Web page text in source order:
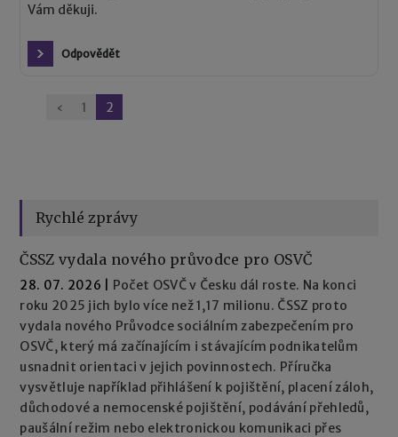
Vám děkuji.
Odpovědět
Stránkování
komentářů
‹ 1 2
Rychlé zprávy
ČSSZ vydala nového průvodce pro OSVČ
28. 07. 2026
Počet OSVČ v Česku dál roste. Na konci
roku 2025 jich bylo více než 1,17 milionu. ČSSZ proto
vydala nového Průvodce sociálním zabezpečením pro
OSVČ, který má začínajícím i stávajícím podnikatelům
usnadnit orientaci v jejich povinnostech. Příručka
vysvětluje například přihlášení k pojištění, placení záloh,
důchodové a nemocenské pojištění, podávání přehledů,
paušální režim nebo elektronickou komunikaci přes